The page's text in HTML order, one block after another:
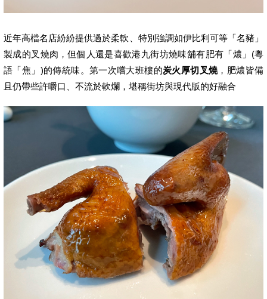
近年高檔名店紛紛提供過於柔軟、特別強調如伊比利可等「名豬」
製成的叉燒肉，但個人還是喜歡港九街坊燒味舖有肥有「燶」(粵
語「焦」)的傳統味。第一次嚐大班樓的炭火厚切叉燒，肥燶皆備
且仍帶些許嚼口、不流於軟爛，堪稱街坊與現代版的好融合